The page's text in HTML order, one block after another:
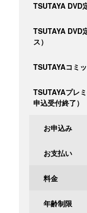
TSUTAYA DVD
TSUTAYA DVD
ス）
TSUTAYAコミ
TSUTAYAプレ
申込受付終了）
お申込み
お支払い
料金
年齢制限